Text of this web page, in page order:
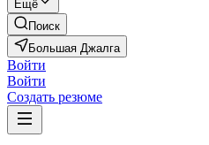
Ещё
Поиск
Большая Джалга
Войти
Войти
Создать резюме